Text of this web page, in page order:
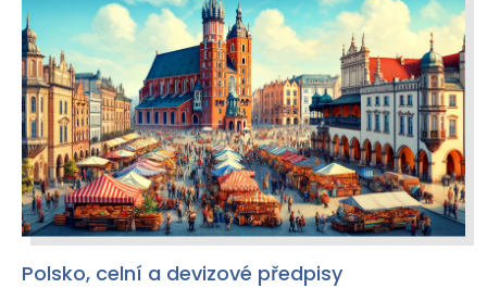
Dánskem a Švédskem.
Polsko, celní a devizové předpisy